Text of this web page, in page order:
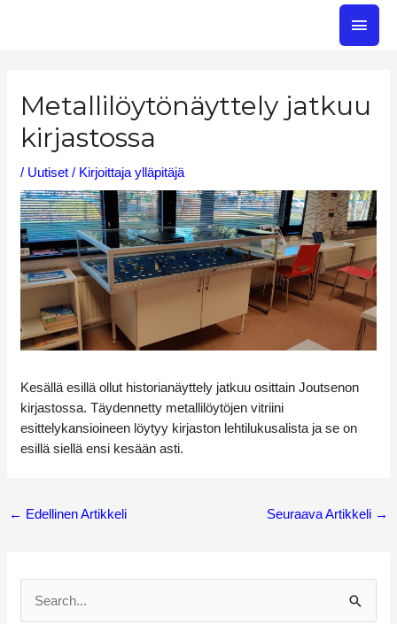
Metallilöytönäyttely jatkuu
kirjastossa
/ Uutiset / Kirjoittajaylläpitäjä
Kesällä esillä ollut historianäyttely jatkuu osittain Joutsenon
kirjastossa. Täydennetty metallilöytöjen vitriini
esittelykansioineen löytyy kirjaston lehtilukusalista ja se on
esillä siellä ensi kesään asti.
← Edellinen Artikkeli Seuraava Artikkeli →